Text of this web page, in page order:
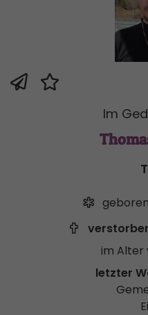
Im
im Alter
letzter